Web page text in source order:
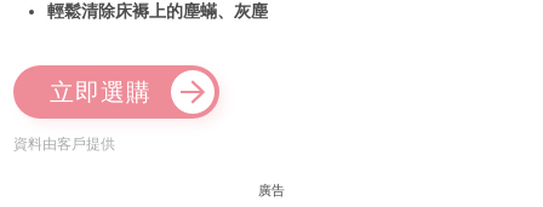
輕鬆清除床褥上的塵蟎、灰塵
立即選購
資料由客戶提供
廣告